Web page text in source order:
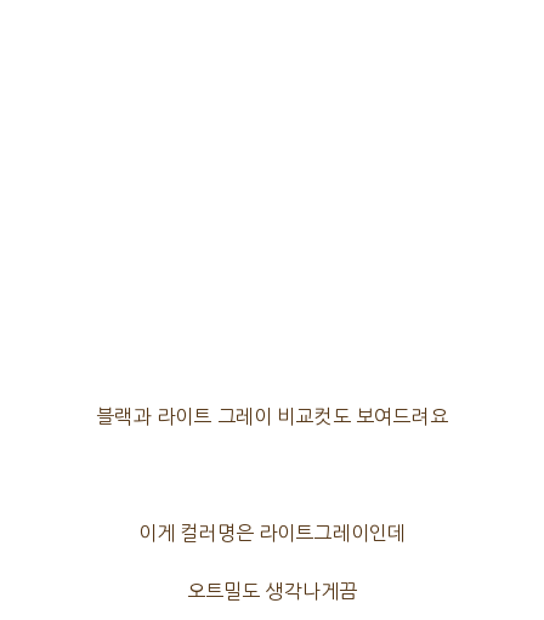
블랙과 라이트 그레이 비교컷도 보여드려요
이게 컬러명은 라이트그레이인데
오트밀도 생각나게끔